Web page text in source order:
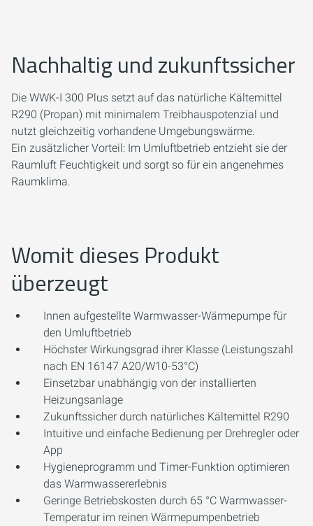
Nachhaltig und zukunftssicher
Die WWK-I 300 Plus setzt auf das natürliche Kältemittel
R290 (Propan) mit minimalem Treibhauspotenzial und
nutzt gleichzeitig vorhandene Umgebungswärme.
Ein zusätzlicher Vorteil: Im Umluftbetrieb entzieht sie der
Raumluft Feuchtigkeit und sorgt so für ein angenehmes
Raumklima.
Womit dieses Produkt
überzeugt
Innen aufgestellte Warmwasser-Wärmepumpe für
den Umluftbetrieb
Höchster Wirkungsgrad ihrer Klasse (Leistungszahl
nach EN 16147 A20/W10-53°C)
Einsetzbar unabhängig von der installierten
Heizungsanlage
Zukunftssicher durch natürliches Kältemittel R290
Intuitive und einfache Bedienung per Drehregler oder
App
Hygieneprogramm und Timer-Funktion optimieren
das Warmwassererlebnis
Geringe Betriebskosten durch 65 °C Warmwasser-
Temperatur im reinen Wärmepumpenbetrieb